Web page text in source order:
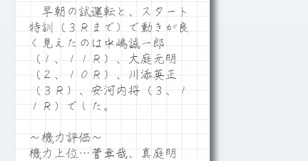
早朝の試運転と、スタート
特訓（３Ｒまで）で動きが良
く見えたのは中嶋誠一郎
（１、１１Ｒ）、大庭元明
（２、１０Ｒ）、川添英正
（３Ｒ）、安河内将（３、１
１Ｒ）でした。
～機力評価～
機力上位…菅章哉、真庭明